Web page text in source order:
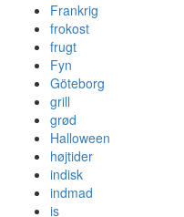
Frankrig
frokost
frugt
Fyn
Göteborg
grill
grød
Halloween
højtider
indisk
indmad
is